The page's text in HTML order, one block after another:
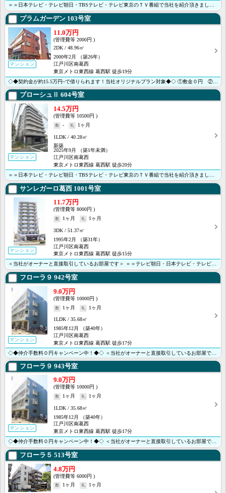
＝＝日本テレビ・テレビ朝日・TBSテレビ・テレビ東京のＴＶ番組で当社を紹介頂きました＝＝ ＜＜オンラ･･･
プラムガーデン 103号室
マンション
11.0万円
2000円
2DK
48.96㎡
2000年2月
（築26年）
江戸川区南葛西
東京メトロ東西線 葛西駅 徒歩19分
◇◆契約金が約15.5万円~で借りられます！当社オリジナルプラン対象◆◇ ①敷金０円 ②礼金０円 ③･･･
プローシュⅡ 604号室
マンション
14.5万円
10500円
-
1ヶ月
1LDK
40.28㎡
新築
2025年9月
（築1年未満）
江戸川区南葛西
東京メトロ東西線 葛西駅 徒歩20分
＝＝日本テレビ・テレビ朝日・TBSテレビ・テレビ東京のＴＶ番組で当社を紹介頂きました＝＝ ＜＜オンラ･･･
サンレガーロ葛西 1001号室
マンション
11.7万円
8000円
1ヶ月
1ヶ月
3DK
51.37㎡
1995年2月
（築31年）
江戸川区南葛西
東京メトロ東西線 葛西駅 徒歩15分
＜当社がオーナーと直接取引しているお部屋です＞ ＝＝テレビ朝日・日本テレビ・テレビ東京のＴＶ番組で当･･･
フローラ９ 942号室
マンション
9.0万円
10000円
1ヶ月
1ヶ月
1LDK
35.68㎡
1985年12月
（築40年）
江戸川区南葛西
東京メトロ東西線 葛西駅 徒歩17分
◇◆仲介手数料０円キャンペーン中！◆◇ ＜当社がオーナーと直接取引しているお部屋です＞ ＝＝日本テレ･･･
フローラ９ 943号室
マンション
9.0万円
10000円
1ヶ月
1ヶ月
1LDK
35.68㎡
1985年12月
（築40年）
江戸川区南葛西
東京メトロ東西線 葛西駅 徒歩17分
◇◆仲介手数料０円キャンペーン中！◆◇ ＜当社がオーナーと直接取引しているお部屋です＞ ＝＝テレビ朝･･･
フローラ５ 513号室
4.8万円
6000円
1ヶ月
1ヶ月